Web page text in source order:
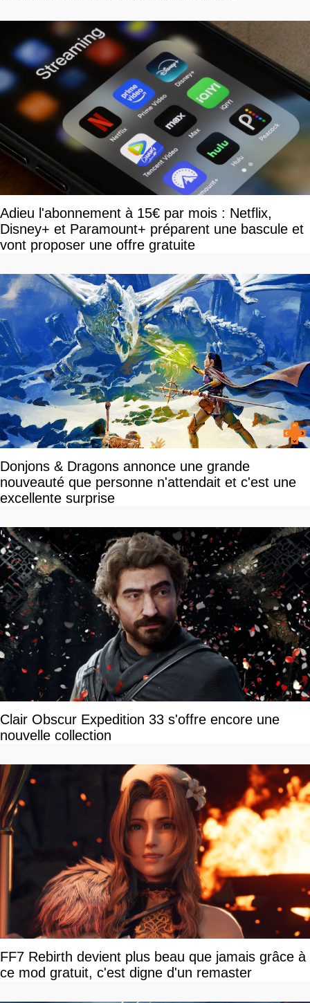
Adieu l'abonnement à 15€ par mois : Netflix,
Disney+ et Paramount+ préparent une bascule et
vont proposer une offre gratuite
Donjons & Dragons annonce une grande
nouveauté que personne n'attendait et c'est une
excellente surprise
Clair Obscur Expedition 33 s'offre encore une
nouvelle collection
FF7 Rebirth devient plus beau que jamais grâce à
ce mod gratuit, c'est digne d'un remaster